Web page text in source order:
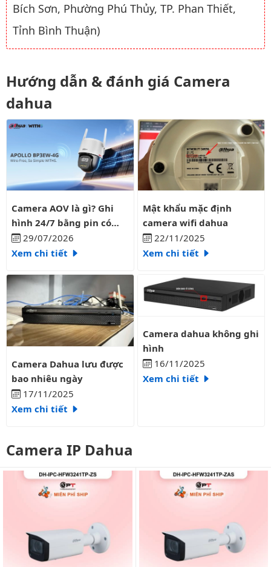
Bích Sơn, Phường Phú Thủy, TP. Phan Thiết,
Tỉnh Bình Thuận)
Hướng dẫn & đánh giá Camera
dahua
Camera AOV là gì? Ghi hình 24/7 bằng pin có liên tục?
Camera AOV là gì? Ghi
hình 24/7 bằng pin có
liên tục?
29/07/2026
Xem chi tiết
Mật khẩu mặc định camera
Mật khẩu mặc định
camera wifi dahua
22/11/2025
Xem chi tiết
Camera Dahua lưu được bao nhiêu ngày
Camera Dahua lưu được
bao nhiêu ngày
17/11/2025
Xem chi tiết
Camera dahua không ghi hình
Camera dahua không ghi
hình
16/11/2025
Xem chi tiết
Camera IP Dahua